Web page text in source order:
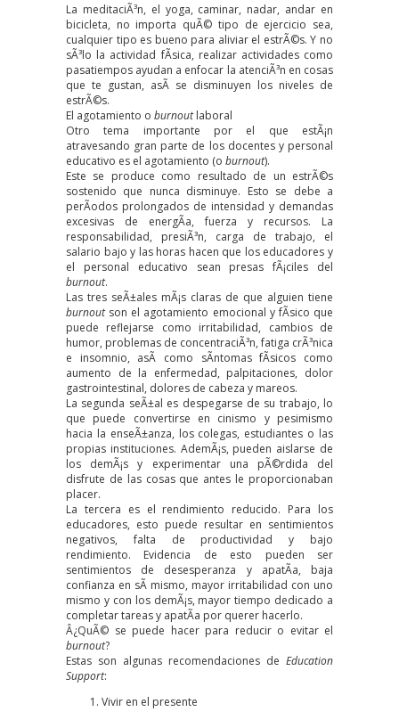
La meditaciÃ³n, el yoga, caminar, nadar, andar en
bicicleta, no importa quÃ© tipo de ejercicio sea,
cualquier tipo es bueno para aliviar el estrÃ©s. Y no
sÃ³lo la actividad fÃ­sica, realizar actividades como
pasatiempos ayudan a enfocar la atenciÃ³n en cosas
que te gustan, asÃ­ se disminuyen los niveles de
estrÃ©s.
El agotamiento o burnoutlaboral
Otro tema importante por el que estÃ¡n
atravesando gran parte de los docentes y personal
educativo es el agotamiento (o burnout).
Este se produce como resultado de un estrÃ©s
sostenido que nunca disminuye. Esto se debe a
perÃ­odos prolongados de intensidad y demandas
excesivas de energÃ­a, fuerza y recursos. La
responsabilidad, presiÃ³n, carga de trabajo, el
salario bajo y las horas hacen que los educadores y
el personal educativo sean presas fÃ¡ciles del
burnout.
Las tres seÃ±ales mÃ¡s claras de que alguien tiene
burnoutson el agotamiento emocional y fÃ­sico que
puede reflejarse como irritabilidad, cambios de
humor, problemas de concentraciÃ³n, fatiga crÃ³nica
e insomnio, asÃ­ como sÃ­ntomas fÃ­sicos como
aumento de la enfermedad, palpitaciones, dolor
gastrointestinal, dolores de cabeza y mareos.
La segunda seÃ±al es despegarse de su trabajo, lo
que puede convertirse en cinismo y pesimismo
hacia la enseÃ±anza, los colegas, estudiantes o las
propias instituciones. AdemÃ¡s, pueden aislarse de
los demÃ¡s y experimentar una pÃ©rdida del
disfrute de las cosas que antes le proporcionaban
placer.
La tercera es el rendimiento reducido. Para los
educadores, esto puede resultar en sentimientos
negativos, falta de productividad y bajo
rendimiento. Evidencia de esto pueden ser
sentimientos de desesperanza y apatÃ­a, baja
confianza en sÃ­ mismo, mayor irritabilidad con uno
mismo y con los demÃ¡s, mayor tiempo dedicado a
completar tareas y apatÃ­a por querer hacerlo.
Â¿QuÃ© se puede hacer para reducir o evitar el
burnout?
Estas son algunas recomendaciones de Education
Support:
Vivir en el presente